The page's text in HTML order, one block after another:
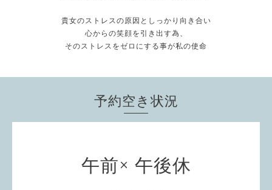
貴女のストレスの原因としっかり向き合い
心からの笑顔を引き出す為、
そのストレスをゼロにする事が私の使命
予約空き状況
午前× 午後休